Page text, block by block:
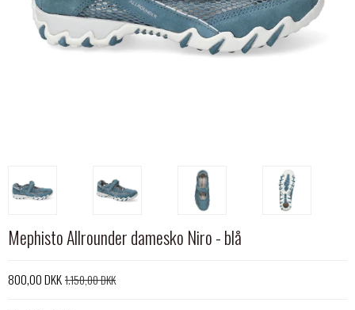
Mephisto Allrounder damesko Niro - blå
800,00 DKK1.150,00 DKK